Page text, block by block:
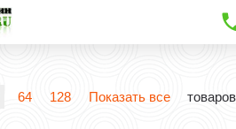
64 128 Показать все